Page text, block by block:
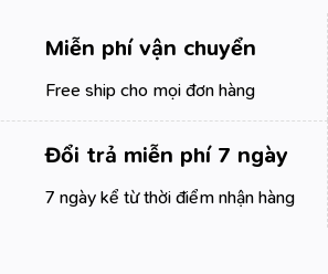
Miễn phí vận chuyển
Free ship cho mọi đơn hàng
Đổi trả miễn phí 7 ngày
7 ngày kể từ thời điểm nhận hàng